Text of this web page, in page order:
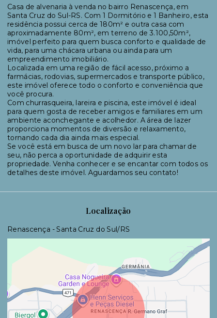
Casa de alvenaria à venda no bairro Renascença, em
Santa Cruz do Sul-RS. Com 1 Dormitório e 1 Banheiro, esta
residência possui cerca de 180m² e outra casa com
aproximadamente 80m², em terreno de 3.100,50m²,
imóvel perfeito para quem busca conforto e qualidade de
vida, para uma chácara urbana ou ainda para um
empreendimento imobiliário.
Localizada em uma região de fácil acesso, próximo a
farmácias, rodovias, supermercados e transporte público,
este imóvel oferece todo o conforto e conveniência que
você procura.
Com churrasqueira, lareira e piscina, este imóvel é ideal
para quem gosta de receber amigos e familiares em um
ambiente aconchegante e acolhedor. A área de lazer
proporciona momentos de diversão e relaxamento,
tornando cada dia ainda mais especial.
Se você está em busca de um novo lar para chamar de
seu, não perca a oportunidade de adquirir esta
propriedade. Venha conhecer e se encantar com todos os
detalhes deste imóvel. Aguardamos seu contato!
Localização
Renascença - Santa Cruz do Sul/RS